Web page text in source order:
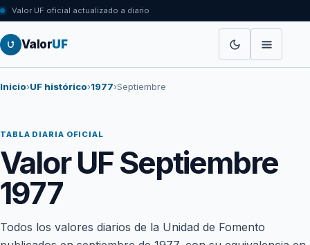
Valor UF oficial actualizado a diario
ValorUF
Inicio›UF histórico›1977›Septiembre
TABLA DIARIA OFICIAL
Valor UF Septiembre
1977
Todos los valores diarios de la Unidad de Fomento